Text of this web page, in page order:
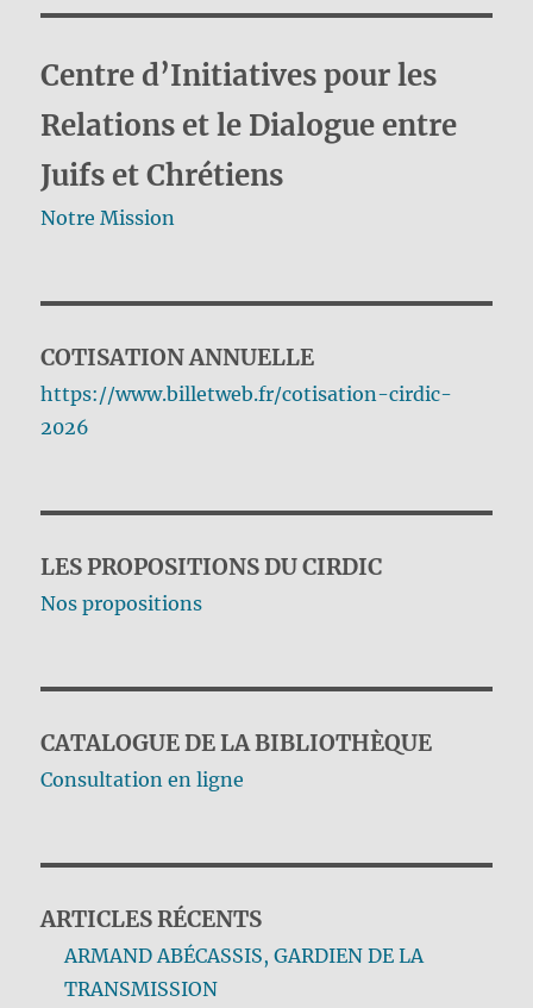
Centre d’Initiatives pour les
Relations et le Dialogue entre
Juifs et Chrétiens
Notre Mission
COTISATION ANNUELLE
https://www.billetweb.fr/cotisation-cirdic-
2026
LES PROPOSITIONS DU CIRDIC
Nos propositions
CATALOGUE DE LA BIBLIOTHÈQUE
Consultation en ligne
ARTICLES RÉCENTS
ARMAND ABÉCASSIS, GARDIEN DE LA
TRANSMISSION